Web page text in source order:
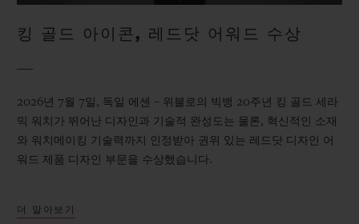
킹 골드 아이콘, 레드닷 어워드 수상
2026년 7월 7일, 독일 에센 – 위블로의 빅뱅 20주년 킹 골드 세라
믹 워치가 뛰어난 디자인과 기술적 완성도는 물론, 혁신적인 소재
와 워치메이킹 기술력까지 인정받아 권위 있는 레드닷 디자인 어
워드 제품 디자인 부문을 수상했습니다.
더 알아보기